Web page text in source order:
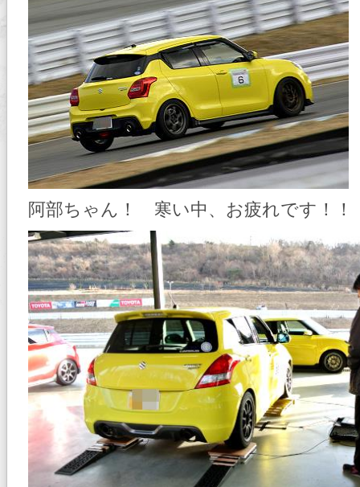
阿部ちゃん！ 寒い中、お疲れです！！